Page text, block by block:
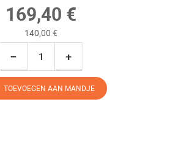
169,40 €
140,00 €
− +
TOEVOEGEN AAN MANDJE